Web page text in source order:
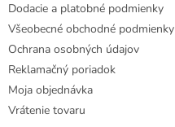
Dodacie a platobné podmienky
Všeobecné obchodné podmienky
Ochrana osobných údajov
Reklamačný poriadok
Moja objednávka
Vrátenie tovaru